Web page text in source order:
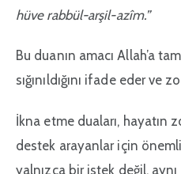
hüve rabbül-arşil-azîm.”
Bu duanın amacı Allah’a
sığınıldığını ifade eder ve
İkna etme duaları, hayatın
destek arayanlar için
yalnızca bir istek değil,